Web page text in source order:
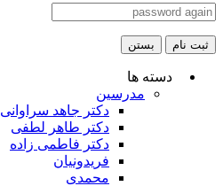
ثبت نام بستن
دسته ها
مدرسین
دکتر جاهد سراوانی
دکتر طاهر لطفی
دکتر فاطمی زاده
فریدونیان
محمدی